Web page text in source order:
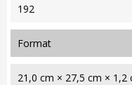
192
format
21,0 cm × 27,5 cm × 1,2